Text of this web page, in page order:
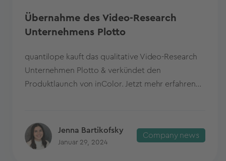
Übernahme des Video-Research
Unternehmens Plotto
quantilope kauft das qualitative Video-Research
Unternehmen Plotto & verkündet den
Produktlaunch von inColor. Jetzt mehr erfahren...
Jenna Bartikofsky
Januar 29, 2024
Company news